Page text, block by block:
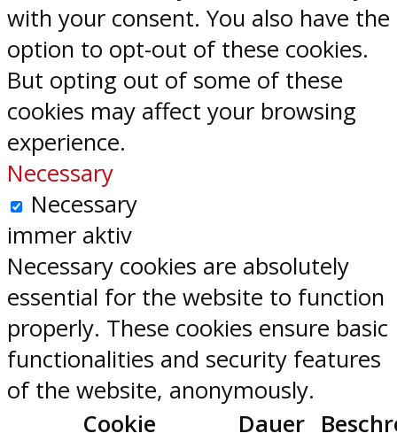
with your consent. You also have the
option to opt-out of these cookies.
But opting out of some of these
cookies may affect your browsing
experience.
Necessary
Necessary
immer aktiv
Necessary cookies are absolutely
essential for the website to function
properly. These cookies ensure basic
functionalities and security features
of the website, anonymously.
Cookie
Dauer